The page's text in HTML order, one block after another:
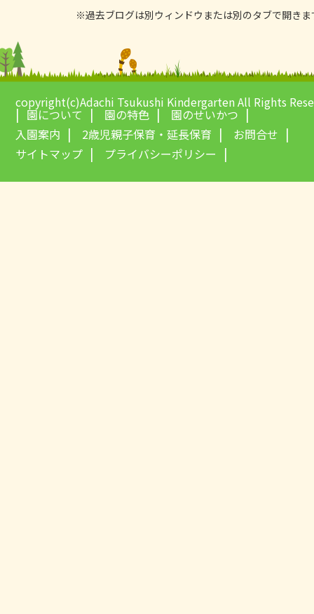
※過去ブログは別ウィンドウまたは別のタブで開きま
copyright(c)Adachi Tsukushi Kindergarten All Rights
園について 園の特色
園のせいかつ
入園案内
2歳児親子保育・延長保育
お問合せ
サイトマップ
プライバシーポリシー